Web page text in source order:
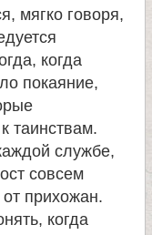
мягко говоря,
когда
покаяние,
таинствам.
службе,
совсем
от прихожан.
когда